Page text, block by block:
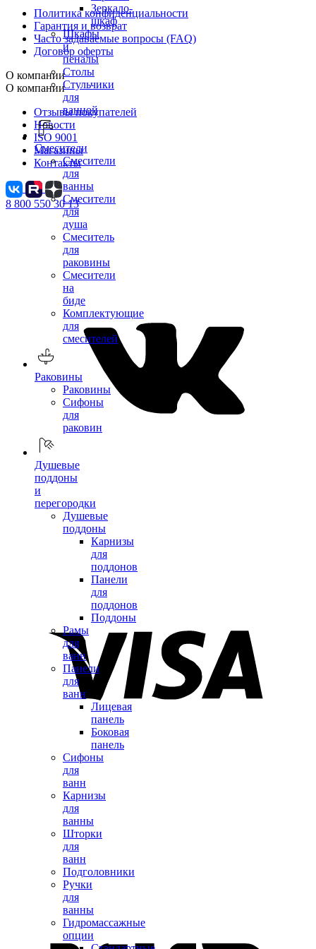
Зеркало-
шкаф
Шкафы
и
пеналы
Столы
Стульчики
для
ванной
Смесители
Смесители
для
ванны
Смесители
для
душа
Смеситель
для
раковины
Смесители
на
биде
Комплектующие
для
смесителей
Раковины
Раковины
Сифоны
для
раковин
Душевые
поддоны
и
перегородки
Душевые
поддоны
Карнизы
для
поддонов
Панели
для
поддонов
Поддоны
Рамы
для
ванн
Панели
для
ванн
Лицевая
панель
Боковая
панель
Сифоны
для
ванн
Карнизы
для
ванны
Шторки
для
ванн
Подголовники
Ручки
для
ванны
Гидромассажные
опции
Политика конфиденциальности
Гарантия и возврат
Часто задаваемые вопросы (FAQ)
Договор оферты
О компании
О компании
Отзывы покупателей
Новости
ISO 9001
Магазины
Контакты
8 800 550 30 13